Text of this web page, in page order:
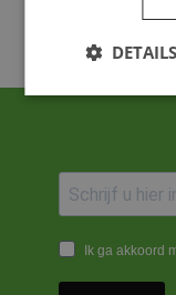
Ik ga akkoord